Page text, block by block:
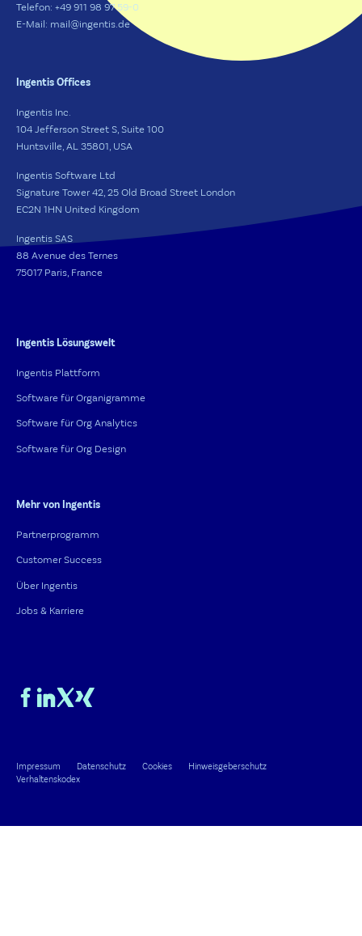
Telefon: +49 911 98 97 59-0
E-Mail: mail@ingentis.de
Ingentis Offices
Ingentis Inc.
104 Jefferson Street S, Suite 100
Huntsville, AL 35801, USA
Ingentis Software Ltd
Signature Tower 42, 25 Old Broad Street London
EC2N 1HN United Kingdom
Ingentis SAS
88 Avenue des Ternes
75017 Paris, France
Ingentis Lösungswelt
Ingentis Plattform
Software für Organigramme
Software für Org Analytics
Software für Org Design
Mehr von Ingentis
Partnerprogramm
Customer Success
Über Ingentis
Jobs & Karriere
Impressum Datenschutz Cookies
Hinweisgeberschutz
Verhaltenskodex